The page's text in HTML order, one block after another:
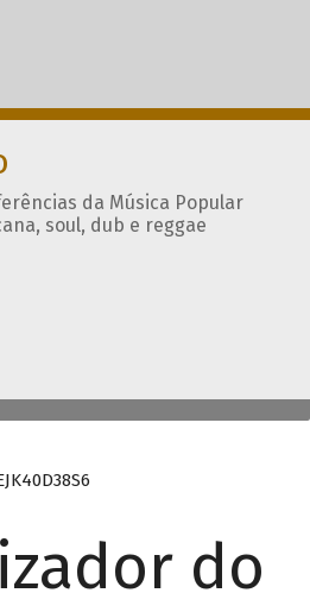
da Música Popular
soul, dub e reggae
do